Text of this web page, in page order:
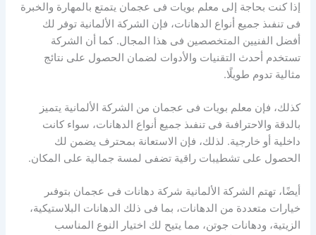
إذا كنت بحاجة إلى معلم بويات فى عجمان يتمتع بالمهارة والخبرة
فى تنفىذ جميع أنواع الدهانات، فإن الشركة الألمانية توفر لك
أفضل الفنيين المتخصصين فى هذا المجال. كما أن الشركة
تستخدم أحدث التقنيات والأدوات لضمان الحصول على نتائج
مثالية تدوم طويلًا.
كذلك، فإن معلم بويات فى عجمان من الشركة الألمانية يتميز
بالدقة والاحترافىة فى تنفىذ جميع أنواع الدهانات، سواء كانت
داخلية أو خارجية. لذلك، فإن الاستعانة بمحترف يضمن لك
الحصول على تشطيبات راقية تضفى لمسة جمالية على المكان.
أيضًا، تهتم الشركة الألمانية شركة دهانات فى عجمان بتوفىر
خيارات متعددة من الدهانات، بما فى ذلك الدهانات البلاستيكية،
الزيتية، ودهانات جوتن، مما يتيح لك اختيار النوع المناسب